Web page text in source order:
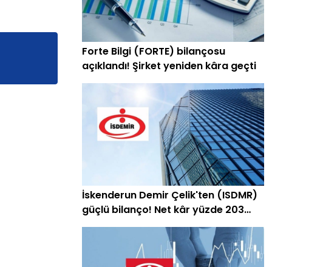
Forte Bilgi (FORTE) bilançosu
açıklandı! Şirket yeniden kâra geçti
İskenderun Demir Çelik'ten (ISDMR)
güçlü bilanço! Net kâr yüzde 203
arttı